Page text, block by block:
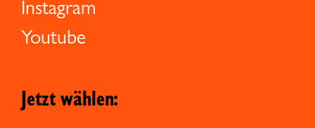
Instagram
Youtube
Jetzt wählen: